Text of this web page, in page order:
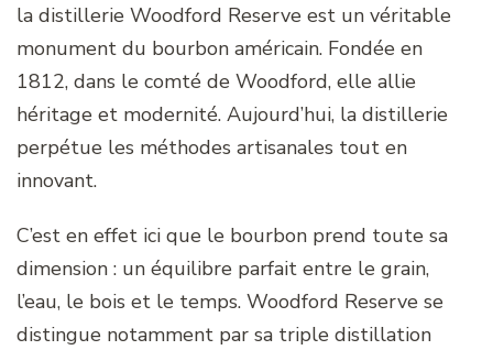
la distillerie Woodford Reserve est un véritable
monument du bourbon américain. Fondée en
1812, dans le comté de Woodford, elle allie
héritage et modernité. Aujourd’hui, la distillerie
perpétue les méthodes artisanales tout en
innovant.
C’est en effet ici que le bourbon prend toute sa
dimension : un équilibre parfait entre le grain,
l’eau, le bois et le temps. Woodford Reserve se
distingue notamment par sa triple distillation